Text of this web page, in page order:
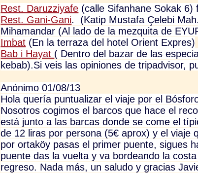
Rest. Daruzziyafe (calle Sifanhane Sokak
Rest. Gani-Gani. (Katip Mustafa Çelebi
Mihamandar (Al lado de la mezquita de
Imbat (En la terraza del hotel Orient Expres)
Bab i Hayat ( Dentro del bazar de las
kebab).Si veis las opiniones de tripadvisor,
Anónimo 01/08/13
Hola quería puntualizar el viaje por el
Nosotros cogimos el barcos que hace el
está junto a las barcas donde se come el
de 12 liras por persona (5€ aprox) y el viaje
por ortaköy pasas el primer puente, sigues
puente das la vuelta y va bordeando la
regreso. Nada más, un saludo y gracias